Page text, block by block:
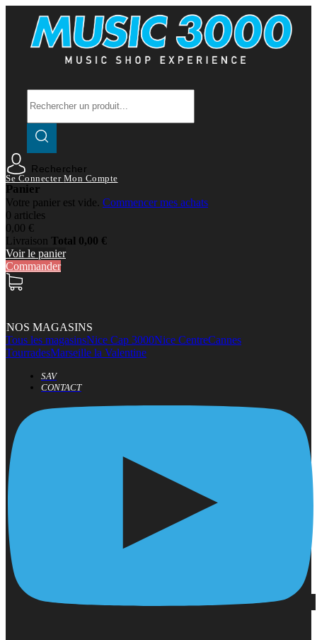
Rechercher
Se Connecter Mon Compte
Panier
Votre panier est vide. Commencer mes achats
0 articles
0,00 €
Livraison Total 0,00 €
Voir le panier
Commander
NOS MAGASINS
Tous les magasinsNice Cap 3000Nice CentreCannes
TourradesMarseille la Valentine
SAV
CONTACT